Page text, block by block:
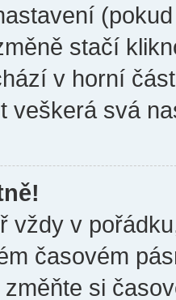
stačí
v horní
veškerá svá
vždy v
časovém
si